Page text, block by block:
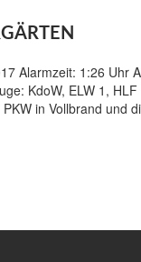
Alarmzeit: 1:26 Uhr
KdoW, ELW 1,
in Vollbrand und